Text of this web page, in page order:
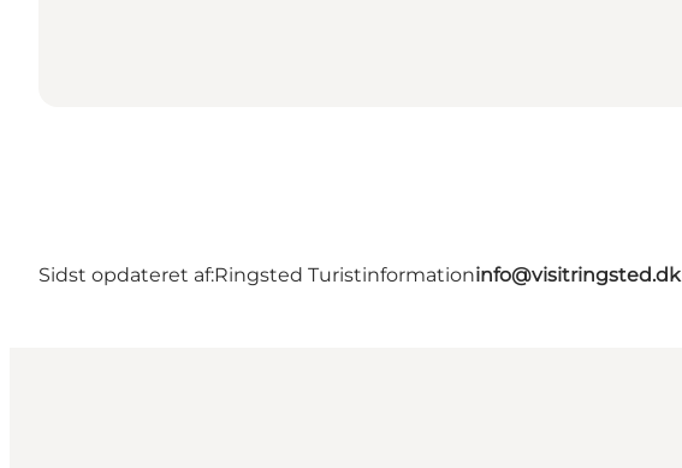
Sidst opdateret af:Ringsted Turistinformationinfo@visitringsted.dk